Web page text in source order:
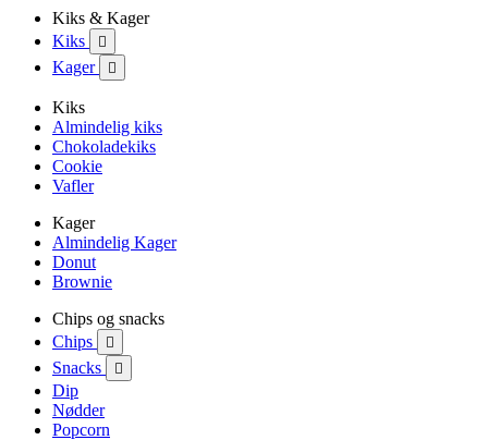
Kiks & Kager
Kiks

Kager 
Kiks
Almindelig kiks
Chokoladekiks
Cookie
Vafler
Kager
Almindelig Kager
Donut
Brownie
Chips og snacks
Chips

Snacks 
Dip
Nødder
Popcorn